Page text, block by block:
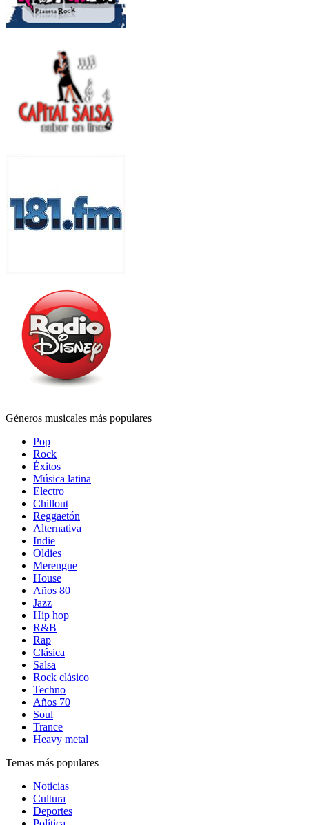
Géneros musicales más populares
Pop
Rock
Éxitos
Música latina
Electro
Chillout
Reggaetón
Alternativa
Indie
Oldies
Merengue
House
Años 80
Jazz
Hip hop
R&B
Rap
Clásica
Salsa
Rock clásico
Techno
Años 70
Soul
Trance
Heavy metal
Temas más populares
Noticias
Cultura
Deportes